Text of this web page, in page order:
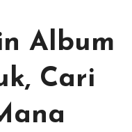
Album
Cari